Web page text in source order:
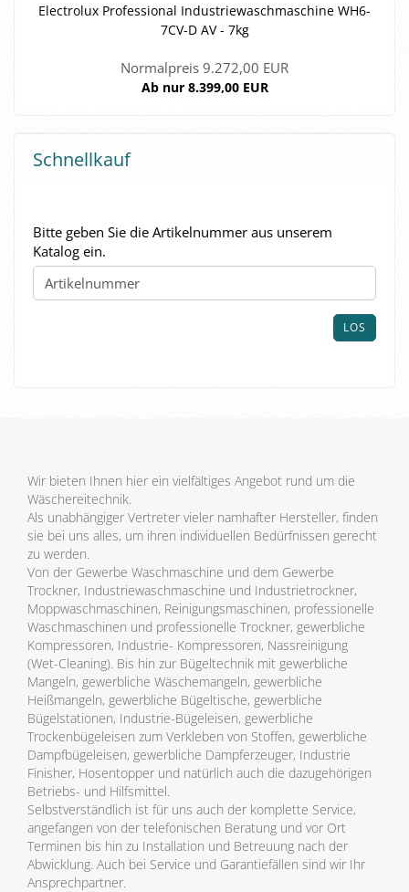
Elec­tro­lux Pro­fes­sio­nal In­dus­trie­wasch­ma­schi­ne WH6-​
7CV-D AV - 7kg
Normalpreis 9.272,00 EUR
Ab nur 8.399,00 EUR
Schnellkauf
BITTE
GEBEN
SIE
DIE
Bitte geben Sie die Artikelnummer aus unserem
Katalog ein.
LOS
Wir bieten Ihnen hier ein vielfältiges Angebot rund um die
Wäschereitechnik.
Als unabhängiger Vertreter vieler namhafter Hersteller, finden
sie bei uns alles, um ihren individuellen Bedürfnissen gerecht
zu werden.
Von der Gewerbe Waschmaschine und dem Gewerbe
Trockner, Industriewaschmaschine und Industrietrockner,
Moppwaschmaschinen, Reinigungsmaschinen, professionelle
Waschmaschinen und professionelle Trockner, gewerbliche
Kompressoren, Industrie- Kompressoren, Nassreinigung
(Wet-Cleaning). Bis hin zur Bügeltechnik mit gewerbliche
Mangeln, gewerbliche Wäschemangeln, gewerbliche
Heißmangeln, gewerbliche Bügeltische, gewerbliche
Bügelstationen, Industrie-Bügeleisen, gewerbliche
Trockenbügeleisen zum Verkleben von Stoffen, gewerbliche
Dampfbügeleisen, gewerbliche Dampferzeuger, Industrie
Finisher, Hosentopper und natürlich auch die dazugehörigen
Betriebs- und Hilfsmittel.
Selbstverständlich ist für uns auch der komplette Service,
angefangen von der telefonischen Beratung und vor Ort
Terminen bis hin zu Installation und Betreuung nach der
Abwicklung. Auch bei Service und Garantiefällen sind wir Ihr
Ansprechpartner.